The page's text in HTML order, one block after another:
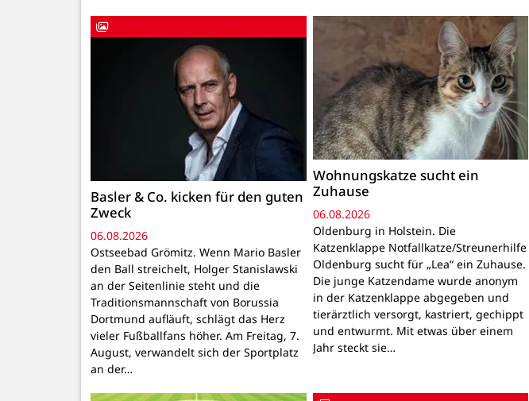
Basler & Co. kicken für den guten
Zweck
06.08.2026
Ostseebad Grömitz. Wenn Mario Basler
den Ball streichelt, Holger Stanislawski
an der Seitenlinie steht und die
Traditionsmannschaft von Borussia
Dortmund aufläuft, schlägt das Herz
vieler Fußballfans höher. Am Freitag, 7.
August, verwandelt sich der Sportplatz
an der…
Wohnungskatze sucht ein
Zuhause
06.08.2026
Oldenburg in Holstein. Die
Katzenklappe Notfallkatze/Streunerhilfe
Oldenburg sucht für „Lea“ ein Zuhause.
Die junge Katzendame wurde anonym
in der Katzenklappe abgegeben und
tierärztlich versorgt, kastriert, gechippt
und entwurmt. Mit etwas über einem
Jahr steckt sie…